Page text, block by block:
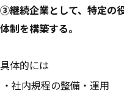
③継続企業として、特定の
体制を構築する。
具体的には
・社内規程の整備・運用